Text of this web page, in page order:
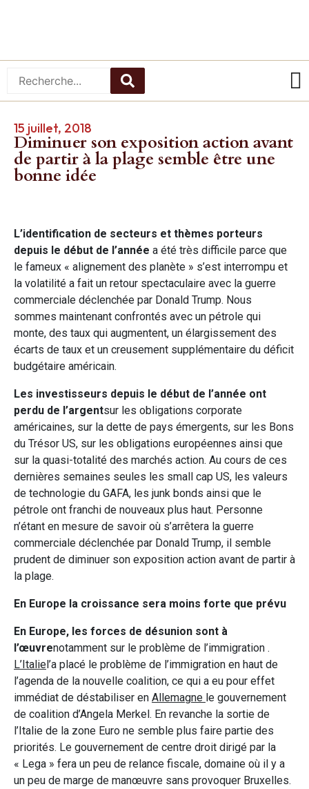
15 juillet, 2018
Diminuer son exposition action avant
de partir à la plage semble être une
bonne idée
L’identification de secteurs et thèmes porteurs
depuis le début de l’année a été très difficile parce que
le fameux « alignement des planète » s’est interrompu et
la volatilité a fait un retour spectaculaire avec la guerre
commerciale déclenchée par Donald Trump. Nous
sommes maintenant confrontés avec un pétrole qui
monte, des taux qui augmentent, un élargissement des
écarts de taux et un creusement supplémentaire du déficit
budgétaire américain.
Les investisseurs depuis le début de l’année ont
perdu de l’argentsur les obligations corporate
américaines, sur la dette de pays émergents, sur les Bons
du Trésor US, sur les obligations européennes ainsi que
sur la quasi-totalité des marchés action. Au cours de ces
dernières semaines seules les small cap US, les valeurs
de technologie du GAFA, les junk bonds ainsi que le
pétrole ont franchi de nouveaux plus haut. Personne
n’étant en mesure de savoir où s’arrêtera la guerre
commerciale déclenchée par Donald Trump, il semble
prudent de diminuer son exposition action avant de partir à
la plage.
En Europe la croissance sera moins forte que prévu
En Europe, les forces de désunion sont à
l’œuvrenotamment sur le problème de l’immigration .
L’Italiel’a placé le problème de l’immigration en haut de
l’agenda de la nouvelle coalition, ce qui a eu pour effet
immédiat de déstabiliser en Allemagne le gouvernement
de coalition d’Angela Merkel. En revanche la sortie de
l’Italie de la zone Euro ne semble plus faire partie des
priorités. Le gouvernement de centre droit dirigé par la
« Lega » fera un peu de relance fiscale, domaine où il y a
un peu de marge de manœuvre sans provoquer Bruxelles.